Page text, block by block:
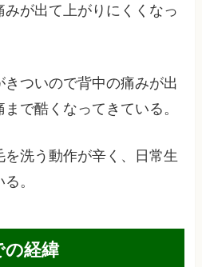
みが出て上がりにくくなっ
ついので背中の痛みが出
で酷くなってきている。
洗う動作が辛く、日常生
。
経緯